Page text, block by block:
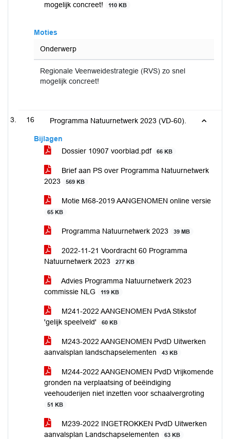
mogelijk concreet!
110 KB
Moties
Onderwerp
Regionale Veenweidestrategie (RVS) zo snel
mogelijk concreet!
16 Programma Natuurnetwerk 2023 (VD-60).
Bijlagen
Dossier 10907 voorblad.pdf
66 KB
Brief aan PS over Programma Natuurnetwerk
2023
569 KB
Motie M68-2019 AANGENOMEN online versie
65 KB
Programma Natuurnetwerk 2023 39 MB
2022-11-21 Voordracht 60 Programma
Natuurnetwerk 2023
277 KB
Advies Programma Natuurnetwerk 2023
commissie NLG
119 KB
M241-2022 AANGENOMEN PvdA Stikstof
'gelijk speelveld'
60 KB
M243-2022 AANGENOMEN PvdD Uitwerken
aanvalsplan landschapselementen
43 KB
M244-2022 AANGENOMEN PvdD Vrijkomende
gronden na verplaatsing of beëindiging
veehouderijen niet inzetten voor schaalvergroting
51 KB
M239-2022 INGETROKKEN PvdD Uitwerken
aanvalsplan Landschapselementen
63 KB